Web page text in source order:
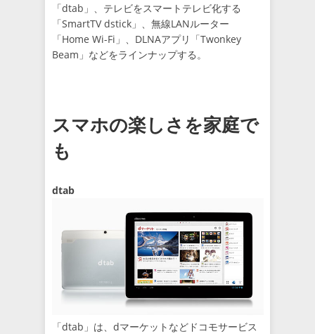
「dtab」、テレビをスマートテレビ化する
「SmartTV dstick」、無線LANルーター
「Home Wi-Fi」、DLNAアプリ「Twonkey
Beam」などをラインナップする。
スマホの楽しさを家庭で
も
dtab
「dtab」は、dマーケットなどドコモサービス